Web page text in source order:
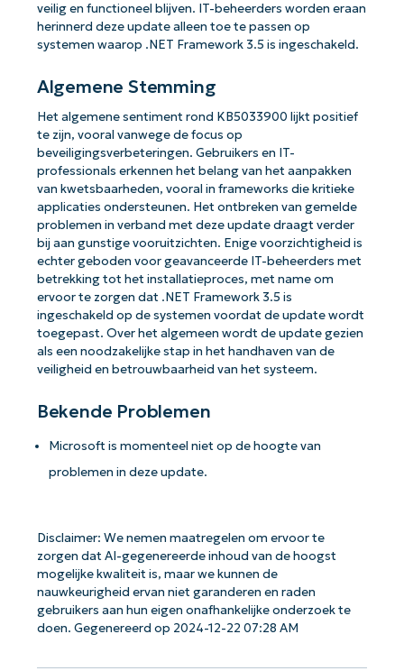
veilig en functioneel blijven. IT-beheerders worden eraan
herinnerd deze update alleen toe te passen op
systemen waarop .NET Framework 3.5 is ingeschakeld.
Algemene Stemming
Het algemene sentiment rond KB5033900 lijkt positief
te zijn, vooral vanwege de focus op
beveiligingsverbeteringen. Gebruikers en IT-
professionals erkennen het belang van het aanpakken
van kwetsbaarheden, vooral in frameworks die kritieke
applicaties ondersteunen. Het ontbreken van gemelde
problemen in verband met deze update draagt verder
bij aan gunstige vooruitzichten. Enige voorzichtigheid is
echter geboden voor geavanceerde IT-beheerders met
betrekking tot het installatieproces, met name om
ervoor te zorgen dat .NET Framework 3.5 is
ingeschakeld op de systemen voordat de update wordt
toegepast. Over het algemeen wordt de update gezien
als een noodzakelijke stap in het handhaven van de
veiligheid en betrouwbaarheid van het systeem.
Bekende Problemen
Microsoft is momenteel niet op de hoogte van
problemen in deze update.
Disclaimer: We nemen maatregelen om ervoor te
zorgen dat AI-gegenereerde inhoud van de hoogst
mogelijke kwaliteit is, maar we kunnen de
nauwkeurigheid ervan niet garanderen en raden
gebruikers aan hun eigen onafhankelijke onderzoek te
doen. Gegenereerd op 2024-12-22 07:28 AM